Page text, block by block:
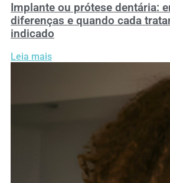
Implante ou prótese dentária:
diferenças e quando cada
indicado
Leia mais